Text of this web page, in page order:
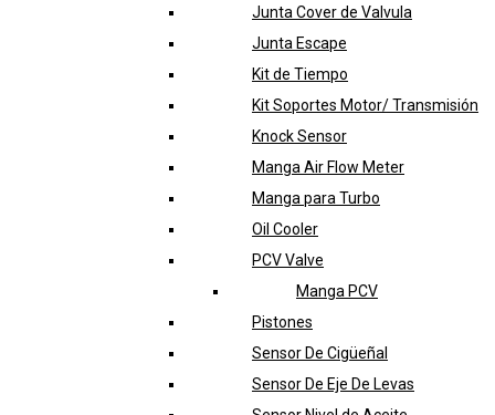
Junta Cover de Valvula
Junta Escape
Kit de Tiempo
Kit Soportes Motor/ Transmisión
Knock Sensor
Manga Air Flow Meter
Manga para Turbo
Oil Cooler
PCV Valve
Manga PCV
Pistones
Sensor De Cigüeñal
Sensor De Eje De Levas